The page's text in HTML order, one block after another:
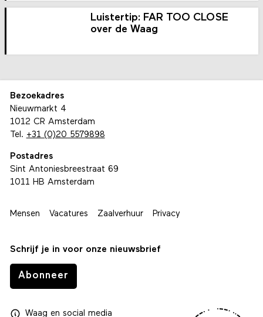
Luistertip: FAR TOO CLOSE
over de Waag
Bezoekadres
Nieuwmarkt 4
1012 CR Amsterdam
Tel. +31 (0)20 5579898
Postadres
Sint Antoniesbreestraat 69
1011 HB Amsterdam
Mensen Vacatures Zaalverhuur Privacy
Schrijf je in voor onze nieuwsbrief
Abonneer
Waagen social media